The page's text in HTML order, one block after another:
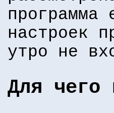
программа
настроек
утро не
Для чего